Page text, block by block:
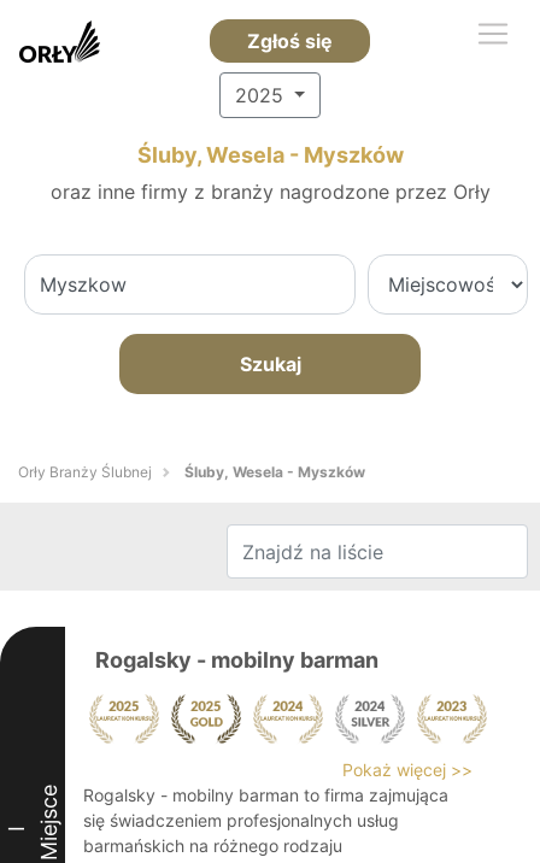
Zgłoś się
2025
Śluby, Wesela - Myszków
oraz inne firmy z branży nagrodzone przez Orły
Szukaj
Orły Branży Ślubnej Śluby, Wesela - Myszków
I Miejsce
Rogalsky - mobilny barman
Pokaż więcej >>
Rogalsky - mobilny barman to firma zajmująca
się świadczeniem profesjonalnych usług
barmańskich na różnego rodzaju